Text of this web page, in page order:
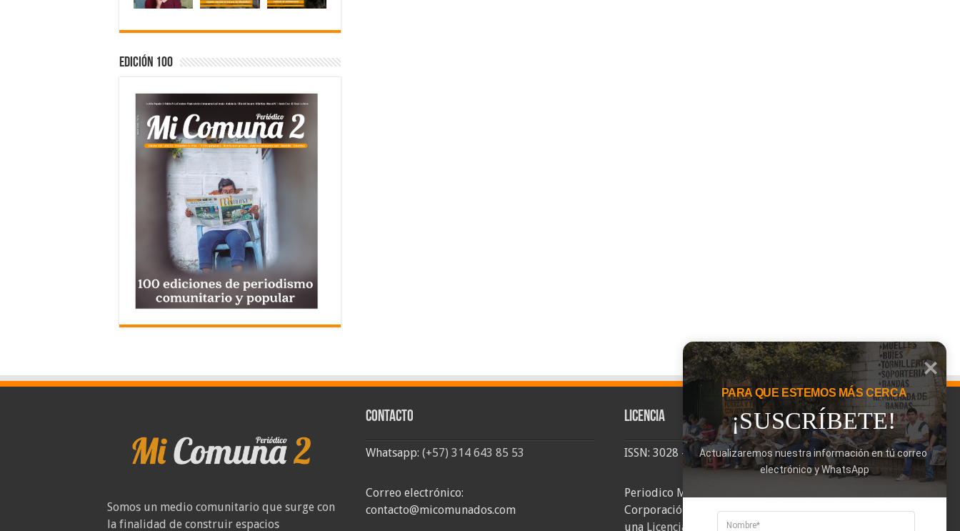
Edición 100
Somos un medio comunitario que surge con
la finalidad de construir espacios
Contacto
Whatsapp: (+57) 314 643 85 53
Correo electrónico:
contacto@micomunados.com
Licencia
ISSN: 3028 - 6026
Periodico Mi Comuna 2, elaborado por
Corporación Mi Comuna se distribuye bajo
una Licencia Creative Commons Atribución-
PARA QUE ESTEMOS MÁS CERCA
¡SUSCRÍBETE!
Actualizaremos nuestra información en tú correo
electrónico y WhatsApp